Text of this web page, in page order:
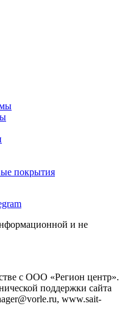
покрытия
и не
с ООО «Регион центр».
поддержки сайта
www.sait-